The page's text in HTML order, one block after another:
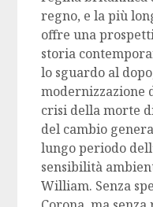
regno, e la più
offre una
storia
lo sguardo al
modernizzazione
crisi della morte
del cambio
lungo periodo
sensibilità
William. Senza